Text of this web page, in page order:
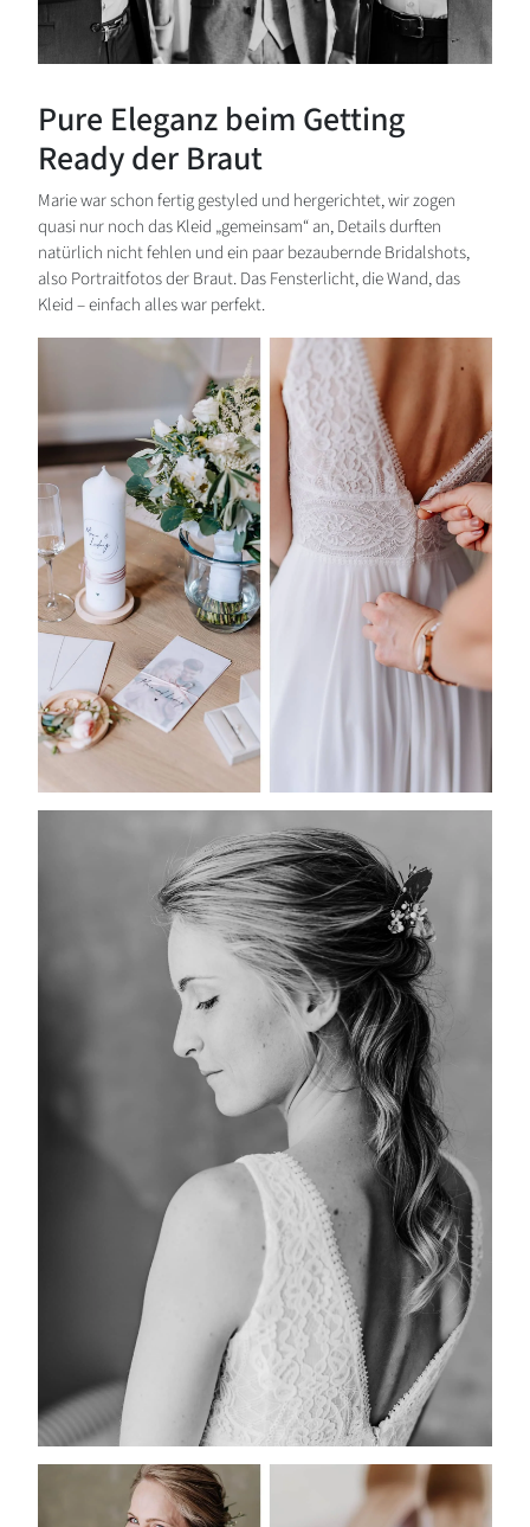
Pure Eleganz beim Getting
Ready der Braut
Marie war schon fertig gestyled und hergerichtet, wir zogen
quasi nur noch das Kleid „gemeinsam“ an, Details durften
natürlich nicht fehlen und ein paar bezaubernde Bridalshots,
also Portraitfotos der Braut. Das Fensterlicht, die Wand, das
Kleid – einfach alles war perfekt.